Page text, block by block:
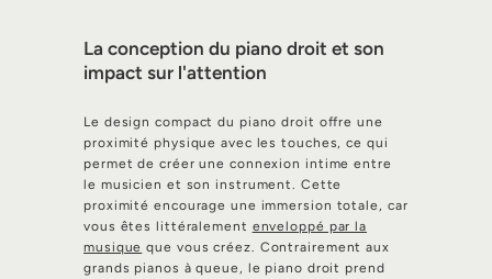
La conception du piano droit et son
impact sur l'attention
Le design compact du piano droit offre une
proximité physique avec les touches, ce qui
permet de créer une connexion intime entre
le musicien et son instrument. Cette
proximité encourage une immersion totale, car
vous êtes littéralement enveloppé par la
musique que vous créez. Contrairement aux
grands pianos à queue, le piano droit prend